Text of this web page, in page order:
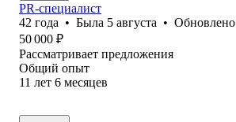
PR-специалист
42 года • Была 5 августа • Обновлено
50 000 ₽
Рассматривает предложения
Общий опыт
11 лет 6 месяцев